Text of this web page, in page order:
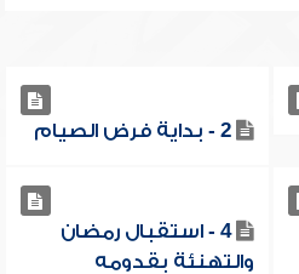
2 - بداية فرض الصيام
4 - استقبال رمضان
والتهنئة بقدومه